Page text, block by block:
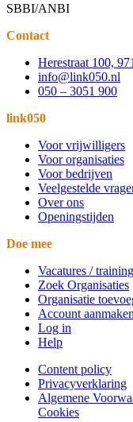
SBBI/ANBI
Contact
Herestraat 100,
info@link050.nl
050 – 3051 900
link050
Voor vrijwilligers
Voor organisaties
Voor bedrijven
Veelgestelde
Over ons
Openingstijden
Doe mee
Vacatures /
Zoek Organisaties
Organisatie
Account aanmaken
Log in
Help
Content policy
Privacyverklaring
Algemene
Cookies